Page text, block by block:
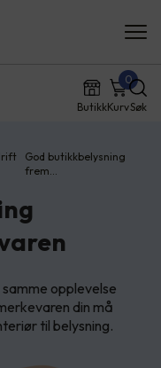
ButikkKurv
0
Søk
God butikkbelysning
frem…
opplevelse
din må
til belysning.